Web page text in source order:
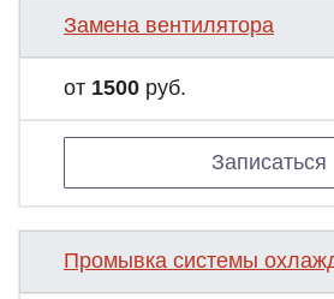
Замена вентилятора
от 1500 руб.
Записаться
Промывка системы